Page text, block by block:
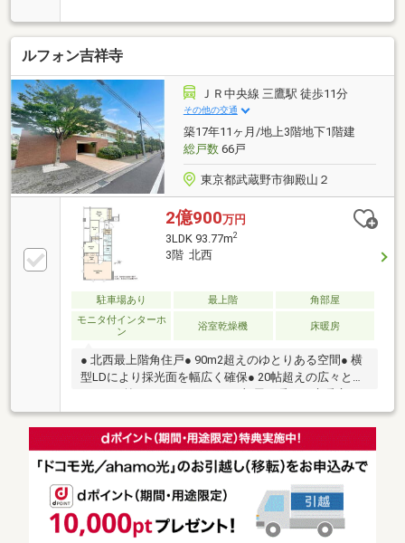
ジデンス分譲■地上5階建て4階部分、南・東側に開口
部が備わった、陽当り・眺望良好な角住戸■専有面積
97平米超の3LDK、LDKは約20.7帖、全居室6帖超■ウォ
ークインクローゼットが2箇所あり、収納豊富■ディス
ポーザーや浴室暖房換気乾燥機、2ボウルタイプの洗
面台など、室内設備充実■2026年7月室内リフォーム実
施・貼替：壁・天井クロス、フローリング ・交換：
トイレ、食洗機、床暖房 他■ペット飼育可(飼育細則
有)
ルフォン吉祥寺
ＪＲ中央線 三鷹駅 徒歩11分
その他の交通
築17年11ヶ月/地上3階地下1階建
総戸数66戸
東京都武蔵野市御殿山２
2億900万円
3LDK 93.77m2
3階 北西
駐車場あり 最上階
角部屋
モニタ付インターホ
ン
浴室乾燥機 床暖房
● 北西最上階角住戸● 90m2超えのゆとりある空間● 横
型LDにより採光面を幅広く確保● 20帖超えの広々とし
全居室5帖以上の広さ● 全居室に開口部有● 来客用駐車
場／屋内駐輪場● 新聞配達サービス● 宅配BOX● 全住戸
分確保されたトランクルーム● 24時間ゴミ出し可能●
ペット飼育可（細則有）● ペットの足を洗えるグルー